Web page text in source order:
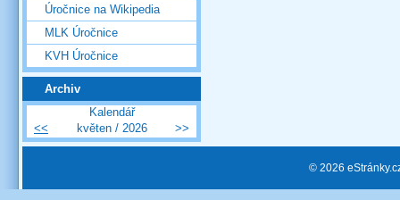
Úročnice na Wikipedia
MLK Úročnice
KVH Úročnice
Archiv
Kalendář
<<
květen / 2026 >>
© 2026